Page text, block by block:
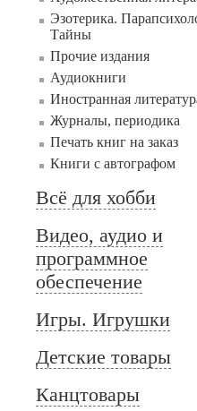
Эзотерика.
Тайны
Прочие издания
Аудиокниги
Иностранная
Журналы, периодика
Печать книг на заказ
Книги с автографом
Всё для хобби
Видео, аудио и
программное
обеспечение
Игры. Игрушки
Детские товары
Канцтовары